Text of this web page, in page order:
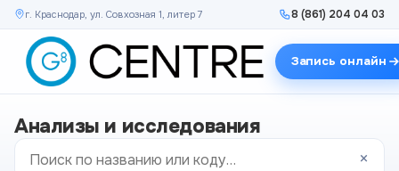
г. Краснодар, ул. Совхозная 1, литер 7 8 (861) 204 04 03
Запись онлайн
Анализы и исследования
×